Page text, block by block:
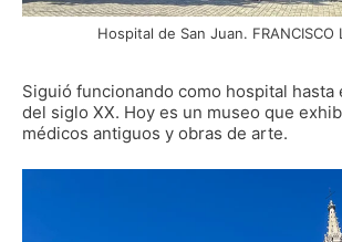
Hospital de San Juan. FRANCISCO
Siguió funcionando como hospital
del siglo XX. Hoy es un museo que
médicos antiguos y obras de arte.